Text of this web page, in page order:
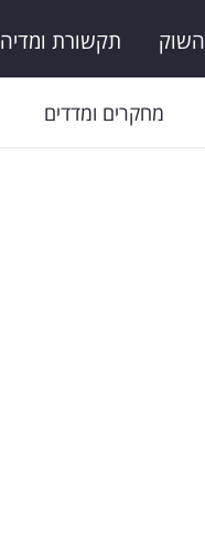
השוק תקשורת ומדיה
מחקרים ומדדים